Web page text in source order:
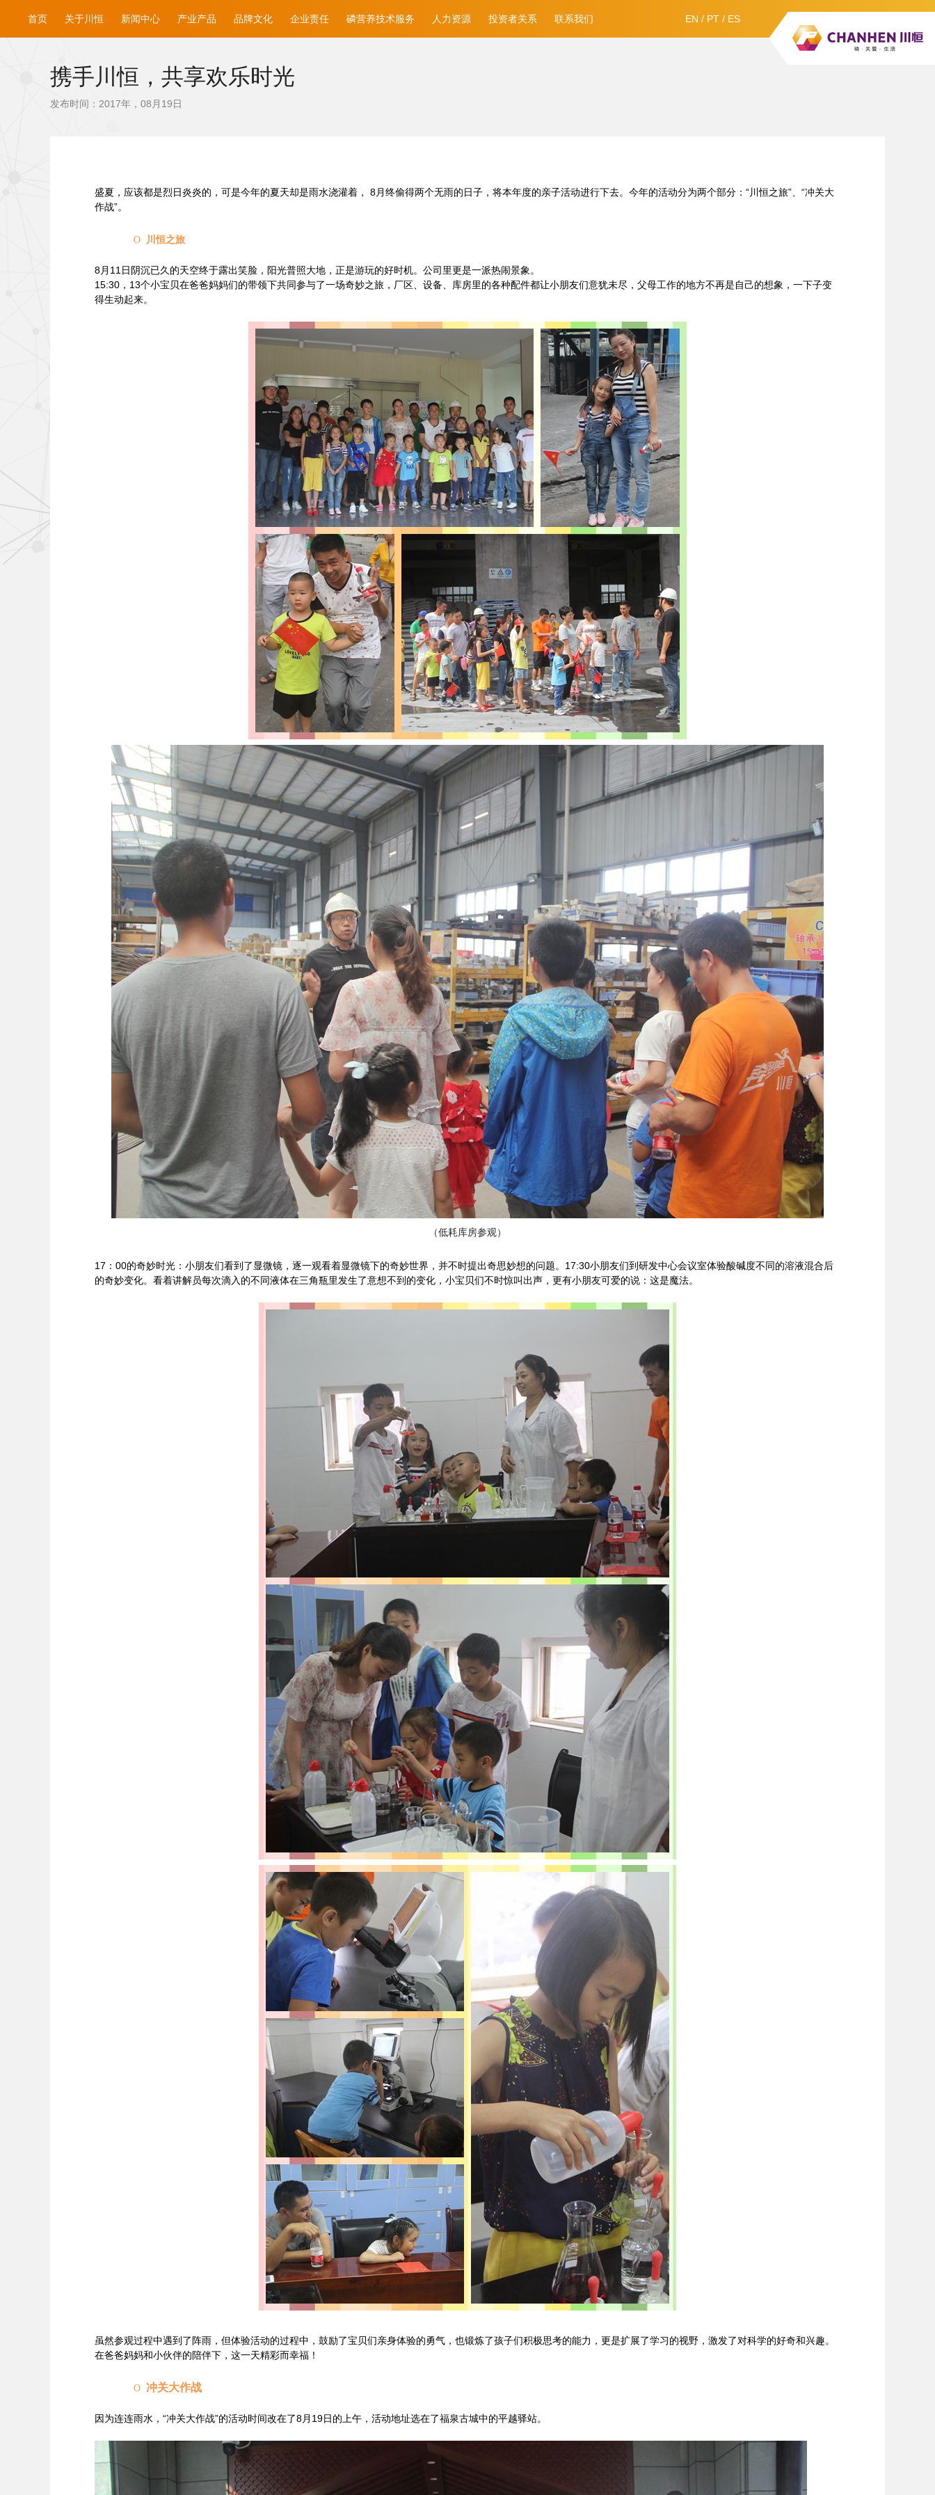
EN / PT / ES
首页 关于川恒 新闻中心 产业产品 品牌文化 企业责任 磷营养技术服务 人力资源 投资者关系 联系我们
携手川恒，共享欢乐时光
发布时间：2017年，08月19日
盛夏，应该都是烈日炎炎的，可是今年的夏天却是雨水浇灌着， 8月终偷得两个无雨的日子，将本年度的亲子活动进行下去。今年的活动分为两个部分：“川恒之旅”、“冲关大
作战”。
O 川恒之旅
8月11日阴沉已久的天空终于露出笑脸，阳光普照大地，正是游玩的好时机。公司里更是一派热闹景象。
15:30 ，13个小宝贝在爸爸妈妈们的带领下共同参与了一场奇妙之旅，厂区、设备、库房里的各种配件都让小朋友们意犹未尽，父母工作的地方不再是自己的想象，一下子变
得生动起来。
（低耗库房参观）
17 ：00的奇妙时光：小朋友们看到了显微镜，逐一观看着显微镜下的奇妙世界，并不时提出奇思妙想的问题。17:30小朋友们到研发中心会议室体验酸碱度不同的溶液混合后
的奇妙变化。看着讲解员每次滴入的不同液体在三角瓶里发生了意想不到的变化，小宝贝们不时惊叫出声，更有小朋友可爱的说： 这是魔法。
虽然参观过程中遇到了阵雨，但体验活动的过程中，鼓励了宝贝们亲身体验的勇气，也锻炼了孩子们积极思考的能力，更是扩展了学习的视野，激发了对科学的好奇和兴趣。
在爸爸妈妈和小伙伴的陪伴下，这一天精彩而幸福！
O 冲关大作战
因为连连雨水，“冲关大作战”的活动时间改在了8月19日的上午，活动地址选在了福泉古城中的平越驿站。